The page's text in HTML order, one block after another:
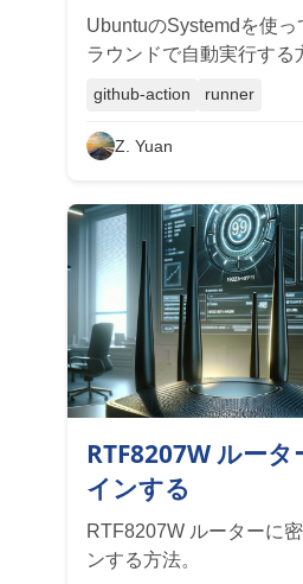
UbuntuのSystemdを使っ
ラウンドで自動実行する
github-action runner
Z. Yuan
RTF8207W ルー
インする
RTF8207W ルーターに
ンする方法。